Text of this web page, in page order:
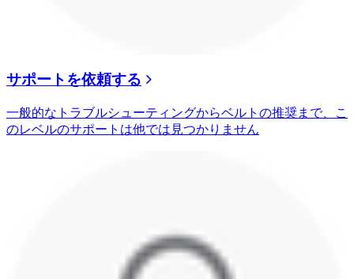
サポートを依頼する
一般的なトラブルシューティングからベルトの推奨まで、こ
のレベルのサポートは他では見つかりません